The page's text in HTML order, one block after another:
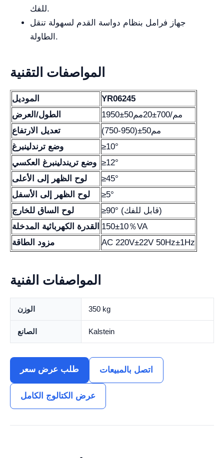
للفك.
جهاز فرامل بنظام دواسة القدم لسهولة تنقل
الطاولة.
المواصفات التقنية
الموديل
YR06245
الطول/العرض
1950±50مم/700±20مم
تعديل الارتفاع
(750-950)±50مم
وضع ترندلينبرغ
≥10°
وضع تريندلينبرغ العكسي ≥12°
لوح الظهر إلى الأعلى
≥45°
لوح الظهر إلى الأسفل
≥5°
لوح الساق للخارج
≥90° (قابل للفك)
القدرة الكهربائية المدخلة 150±10％VA
مزود الطاقة
AC 220V±22V 50Hz±1Hz
المواصفات الفنية
الوزن 350 kg
الصانع Kalstein
طلب عرض سعر اتصل بالمبيعات
عرض الكتالوج الكامل